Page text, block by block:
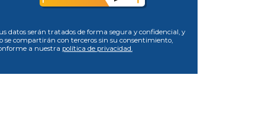
datos serán tratados de forma segura y confidencial, y
se compartirán con terceros sin su consentimiento,
a nuestra política de privacidad.